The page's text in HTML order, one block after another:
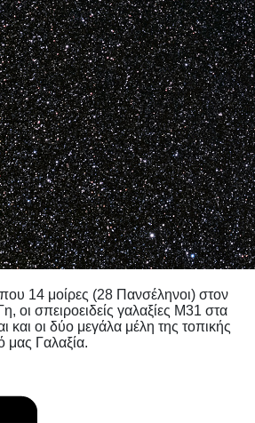
14 μοίρες (28 Πανσέληνοι) στον
οι σπειροειδείς γαλαξίες M31 στα
και οι δύο μεγάλα μέλη της τοπικής
μας Γαλαξία.